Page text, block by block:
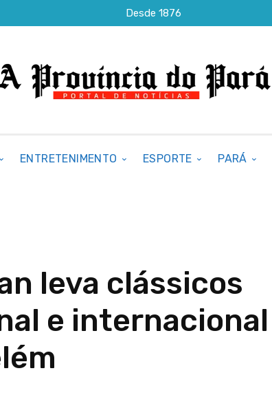
Desde 1876
ENTRETENIMENTO ESPORTE PARÁ
leva clássicos
e internacional